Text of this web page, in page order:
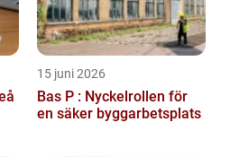
15 juni 2026
Bas P : Nyckelrollen för
en säker byggarbetsplats